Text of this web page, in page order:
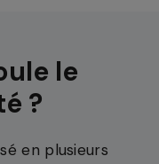
le
?
en plusieurs